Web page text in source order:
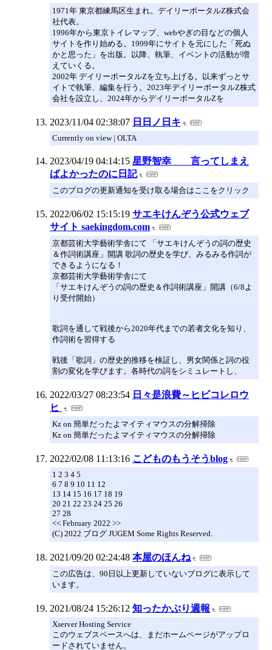
1971年 東京都練馬区生まれ。デイリーポータルZ株式会
社代表。
1996年から東京トイレマップ、webやぎの目などの個人
サイトを作り始める。1999年にサイトを元にした「死ぬ
かと思った」を出版。以降、執筆、イベントの活動が増
えていくる。
2002年 デイリーポータルZを立ち上げる。以来ずっとサ
イトで執筆、編集を行う。2023年デイリーポータルZ株式
会社を設立し、2024年からデイリーポータルZを
2023/11/04 02:38:07 日日ノ日キ
Currently on view | OLTA
2023/04/19 04:14:15 星野智幸 言ってしまえ
ばよかったのに日記
このブログの更新通知を受け取る場合はここをクリック
2022/06/02 15:15:19 サエキけんぞう公式ウェブ
サイト saekingdom.com
京都芸術大学藝術学舎にて 「サエキけんぞうの詞の歴史
＆作詞術講座」開講 歌詞の歴史を学び、みるみる作詞が
できるようになる！
京都芸術大学藝術学舎にて
「サエキけんぞうの詞の歴史＆作詞術講座」開講（6/8よ
り受付開始）
歌詞を通して戦後から2020年代までの若者文化を知り、
作詞術を習得する
戦後「歌詞」の歴史的推移を検証し、男女関係と詞の役
割の変化を学びます。各時代の詞をシミュレートし、
2022/03/27 08:23:54 日々是浪費～ヒビコレロウ
ヒ
Kz on 簡単だったよマイティマウスの分解掃除
Kz on 簡単だったよマイティマウスの分解掃除
2022/02/08 11:13:16 こどものもうそうblog
1 2 3 4 5
6 7 8 9 10 11 12
13 14 15 16 17 18 19
20 21 22 23 24 25 26
27 28
<< February 2022 >>
(C) 2022 ブログ JUGEM Some Rights Reserved.
2021/09/20 02:24:48 本屋のほんね
この広告は、90日以上更新していないブログに表示して
います。
2021/08/24 15:26:12 知ったかぶり週報
Xserver Hosting Service
このウェブスペースへは、まだホームページがアップロ
ードされていません。